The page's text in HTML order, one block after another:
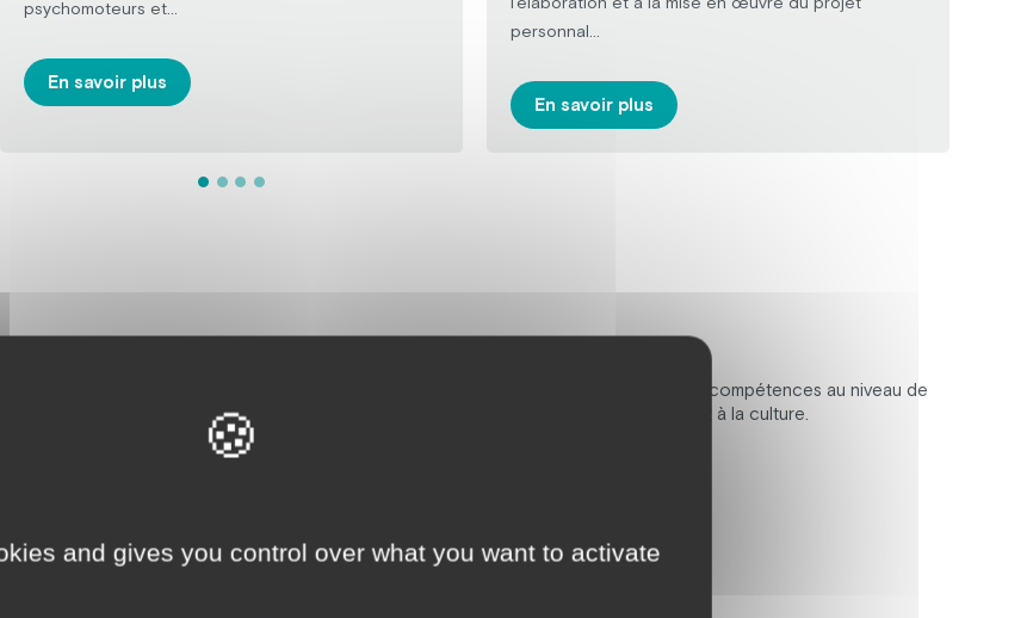
psychomoteurs et...
En savoir plus
personnal...
En savoir plus
un environnement adapté, structuré et contenant favorisant le développement de compétences au niveau de
et péri-professionnelle, favorise l’accès au soin, au bien-être, aux loisirs, au sport et à la culture.
and gives you control over what you want to activate